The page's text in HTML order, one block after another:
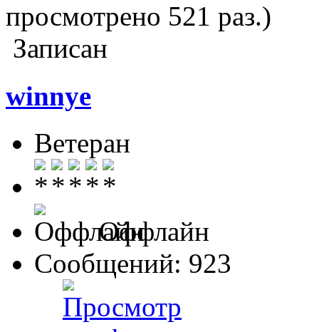
просмотрено 521 раз.)
Записан
winnye
Ветеран
Оффлайн
Сообщений: 923